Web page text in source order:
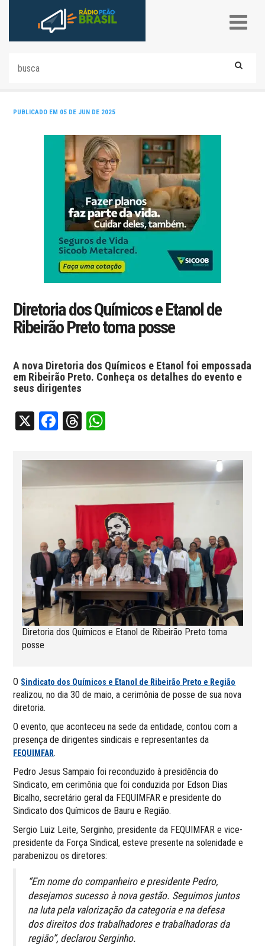
PUBLICADO EM 05 DE JUN DE 2025
Diretoria dos Químicos e Etanol de
Ribeirão Preto toma posse
A nova Diretoria dos Químicos e Etanol foi empossada
em Ribeirão Preto. Conheça os detalhes do evento e
seus dirigentes
X Facebook
Threads
Diretoria dos Químicos e Etanol de Ribeirão Preto toma
posse
O Sindicato dos Químicos e Etanol de Ribeirão Preto e Região
realizou, no dia 30 de maio, a cerimônia de posse de sua nova
diretoria.
O evento, que aconteceu na sede da entidade, contou com a
presença de dirigentes sindicais e representantes da
FEQUIMFAR.
Pedro Jesus Sampaio foi reconduzido à presidência do
Sindicato, em cerimônia que foi conduzida por Edson Dias
Bicalho, secretário geral da FEQUIMFAR e presidente do
Sindicato dos Químicos de Bauru e Região.
Sergio Luiz Leite, Serginho, presidente da FEQUIMFAR e vice-
presidente da Força Sindical, esteve presente na solenidade e
parabenizou os diretores:
“Em nome do companheiro e presidente Pedro,
desejamos sucesso à nova gestão. Seguimos juntos
na luta pela valorização da categoria e na defesa
dos direitos dos trabalhadores e trabalhadoras da
região”, declarou Serginho.